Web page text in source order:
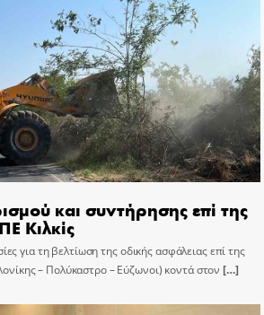
και συντήρησης επί της
Κιλκίς
για τη βελτίωση της οδικής ασφάλειας επί της
– Πολύκαστρο – Εύζωνοι) κοντά στον […]